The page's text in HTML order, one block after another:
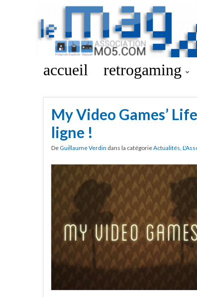
accueil retrogaming
My Video Games’
ligne !
DeGuillaume Verdin dans la catégorieActualités,